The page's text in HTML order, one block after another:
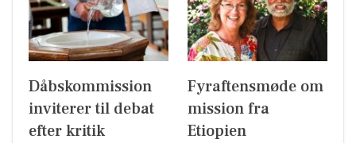
Dåbskommission
inviterer til debat
efter kritik
Fyraftensmøde om
mission fra
Etiopien